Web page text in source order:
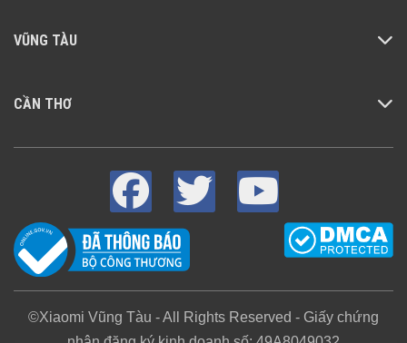
VŨNG TÀU
CẦN THƠ
©Xiaomi Vũng Tàu - All Rights Reserved - Giấy chứng